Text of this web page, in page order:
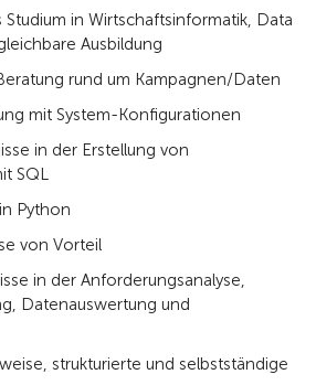
in Wirtschaftsinformatik, Data
Ausbildung
rund um Kampagnen/Daten
mit System-Konfigurationen
in der Erstellung von
SQL
Python
von Vorteil
in der Anforderungsanalyse,
Datenauswertung und
strukturierte und selbstständige